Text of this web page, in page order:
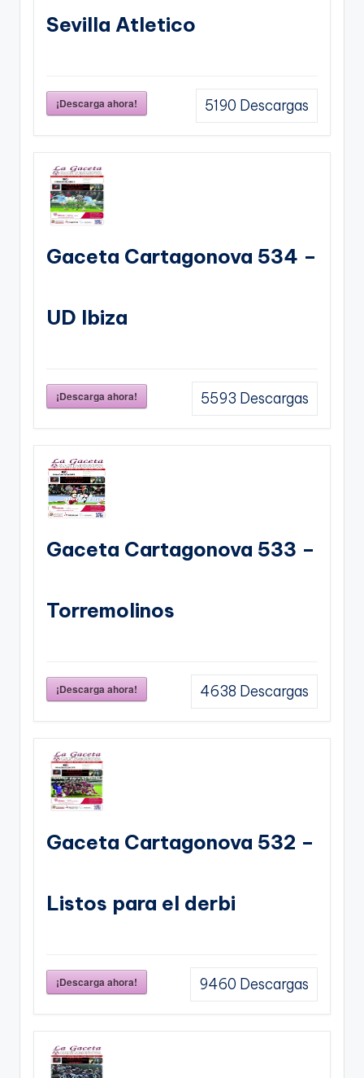
Sevilla Atletico
¡Descarga ahora! 5190 Descargas
Gaceta Cartagonova 534 –
UD Ibiza
¡Descarga ahora! 5593 Descargas
Gaceta Cartagonova 533 –
Torremolinos
¡Descarga ahora! 4638 Descargas
Gaceta Cartagonova 532 –
Listos para el derbi
¡Descarga ahora! 9460 Descargas